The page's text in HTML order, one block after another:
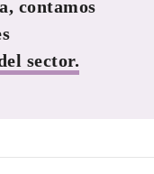
contamos
sector.